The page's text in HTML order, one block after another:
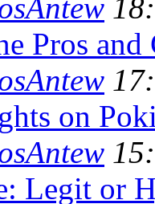
Pros and
on
Legit or